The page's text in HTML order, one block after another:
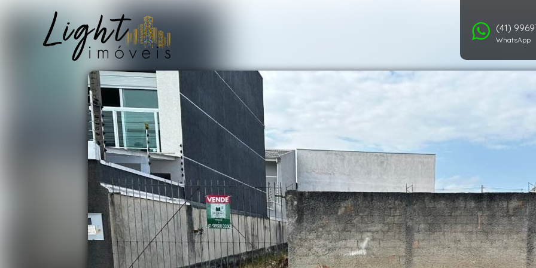
(41)
WhatsApp